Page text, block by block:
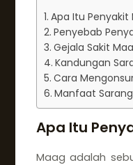
Apa Itu Penyakit
Penyebab
Gejala Sakit
Kandungan
Cara
Manfaat
Apa Itu
Maag adalah